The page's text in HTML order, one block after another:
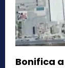
Bonifica